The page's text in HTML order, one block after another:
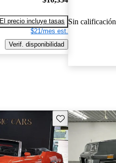
El precio incluye tasas
$21/mes est.
Verif. disponibilidad
Sin calificación
Guarda este Aviso